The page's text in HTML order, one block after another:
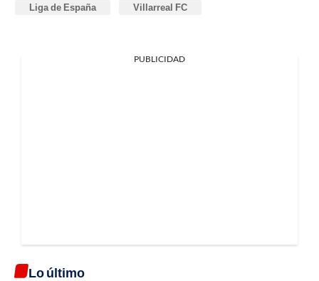
Liga de España Villarreal FC
PUBLICIDAD
Lo último